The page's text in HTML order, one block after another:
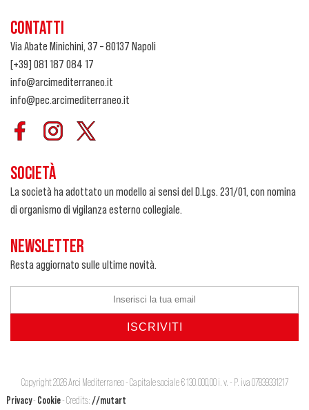
CONTATTI
Via Abate Minichini, 37 – 80137 Napoli
[+39] 081 187 084 17
info@arcimediterraneo.it
info@pec.arcimediterraneo.it
SOCIETÀ
La società ha adottato un modello ai sensi del D.Lgs. 231/01, con nomina
di organismo di vigilanza esterno collegiale.
NEWSLETTER
Resta aggiornato sulle ultime novità.
Copyright 2026 Arci Mediterraneo - Capitale sociale € 130.000,00 i. v. - P. iva 07839331217
Privacy- Cookie- Credits: //mutart